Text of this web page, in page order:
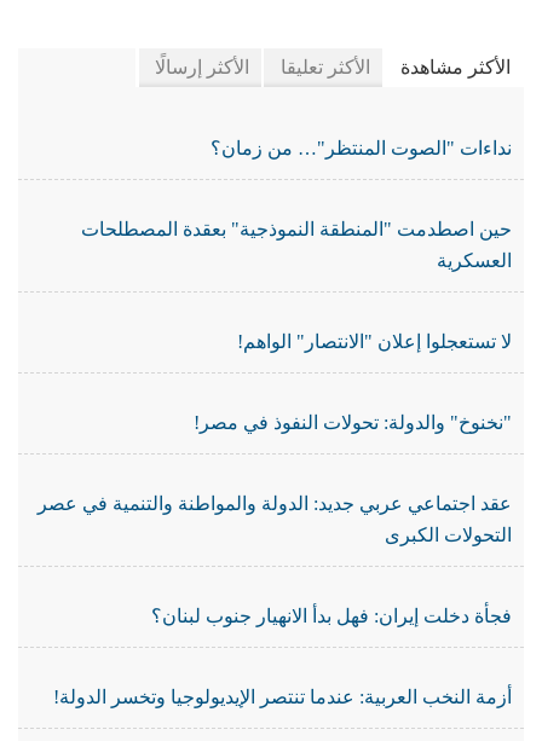
الأكثر مشاهدة الأكثر تعليقا الأكثر إرسالًا
نداءات "الصوت المنتظر"… من زمان؟
حين اصطدمت "المنطقة النموذجية" بعقدة المصطلحات
العسكرية
لا تستعجلوا إعلان "الانتصار" الواهم!
"نخنوخ" والدولة: تحولات النفوذ في مصر!
عقد اجتماعي عربي جديد: الدولة والمواطنة والتنمية في عصر
التحولات الكبرى
فجأة دخلت إيران: فهل بدأ الانهيار جنوب لبنان؟
أزمة النخب العربية: عندما تنتصر الإيديولوجيا وتخسر الدولة!